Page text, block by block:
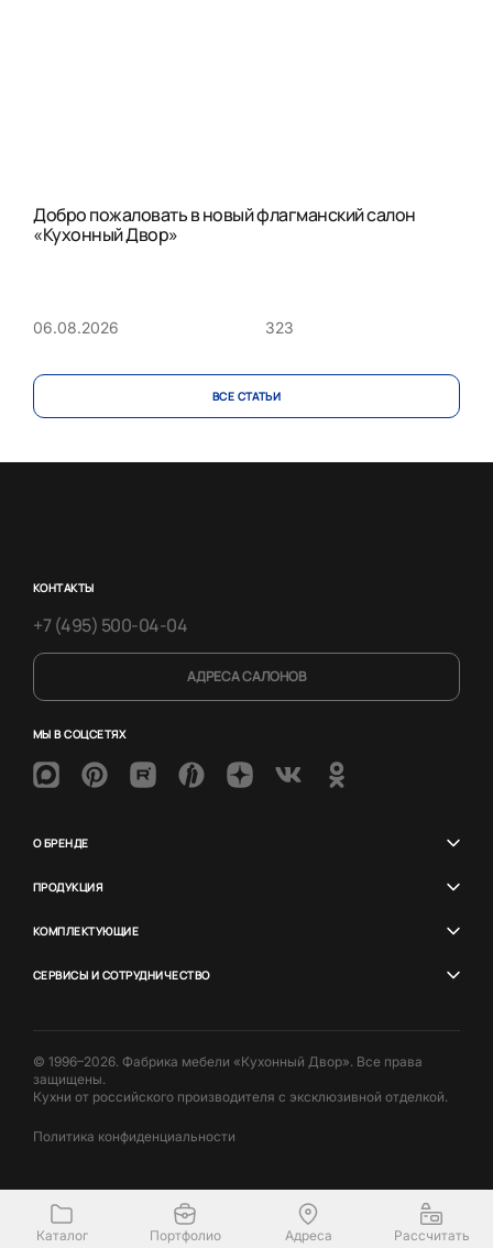
Добро пожаловать в новый флагманский салон
«Кухонный Двор»
06.08.2026 323
ВСЕ CТАТЬИ
КОНТАКТЫ
+7 (495) 500-04-04
АДРЕСА САЛОНОВ
МЫ В СОЦСЕТЯХ
О БРЕНДЕ
ПРОДУКЦИЯ
КОМПЛЕКТУЮЩИЕ
СЕРВИСЫ И СОТРУДНИЧЕСТВО
© 1996–2026. Фабрика мебели «Кухонный Двор». Все права
защищены.
Кухни от российского производителя с эксклюзивной отделкой.
Политика конфиденциальности
Каталог Портфолио Адреса Рассчитать